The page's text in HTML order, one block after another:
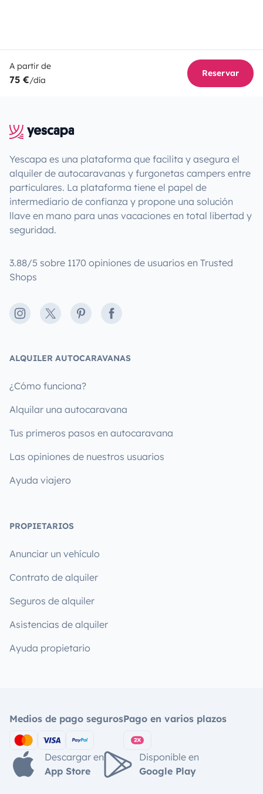
A partir de
75 €/día
Reservar
Yescapa es una plataforma que facilita y asegura el
alquiler de autocaravanas y furgonetas campers entre
particulares. La plataforma tiene el papel de
intermediario de confianza y propone una solución
llave en mano para unas vacaciones en total libertad y
seguridad.
3.88/5 sobre 1170 opiniones de usuarios en Trusted
Shops
Instagram
X PinterestFacebook
ALQUILER AUTOCARAVANAS
¿Cómo funciona?
Alquilar una autocaravana
Tus primeros pasos en autocaravana
Las opiniones de nuestros usuarios
Ayuda viajero
PROPIETARIOS
Anunciar un vehículo
Contrato de alquiler
Seguros de alquiler
Asistencias de alquiler
Ayuda propietario
Medios de pago segurosPago en varios plazos
Descargar en
App Store
Disponible en
Google Play